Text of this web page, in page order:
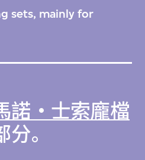
sets, mainly for
諾‧士索龐檔
分。